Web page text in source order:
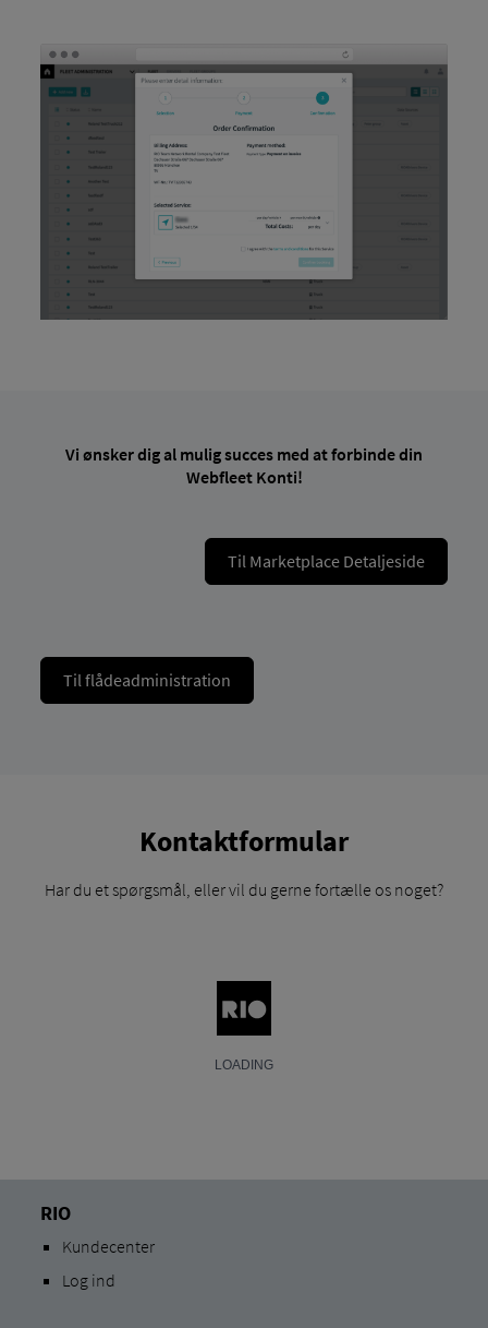
Vi ønsker dig al mulig succes med at forbinde din
Webfleet Konti!
Til Marketplace Detaljeside
Til flådeadministration
Kontaktformular
Har du et spørgsmål, eller vil du gerne fortælle os noget?
RIO
Kundecenter
Log ind